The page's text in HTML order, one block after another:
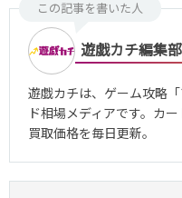
この記事を書いた人
遊戯カチ編集
遊戯カチは、ゲーム攻略
ド相場メディアです。カ
買取価格を毎日更新。